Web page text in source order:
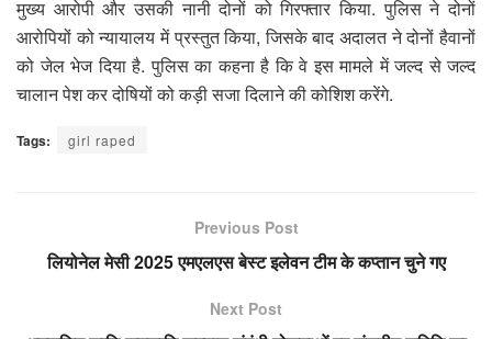
मुख्य आरोपी और उसकी नानी दोनों को गिरफ्तार किया. पुलिस ने दोनों
आरोपियों को न्यायालय में प्रस्तुत किया, जिसके बाद अदालत ने दोनों हैवानों
को जेल भेज दिया है. पुलिस का कहना है कि वे इस मामले में जल्द से जल्द
चालान पेश कर दोषियों को कड़ी सजा दिलाने की कोशिश करेंगे.
Tags: girl raped
Previous Post
लियोनेल मेसी 2025 एमएलएस बेस्ट इलेवन टीम के कप्तान चुने गए
Next Post